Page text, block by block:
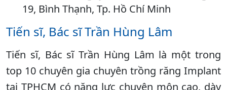
19, Bình Thạnh, Tp. Hồ Chí Minh
Tiến sĩ, Bác sĩ Trần Hùng Lâm
Tiến sĩ, Bác sĩ Trần Hùng Lâm là một trong
top 10 chuyên gia chuyên trồng răng Implant
tại TPHCM có năng lực chuyên môn cao, dày